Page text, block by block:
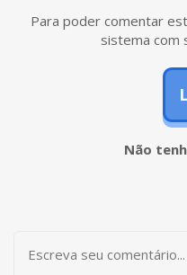
Para poder comentar
sistema com
Não